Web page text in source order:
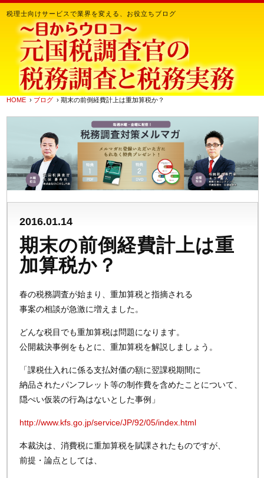
税理士向けサービスで業界を変える、お役立ちブログ
HOME › ブログ › 期末の前倒経費計上は重加算税か？
2016.01.14
期末の前倒経費計上は重
加算税か？
春の税務調査が始まり、重加算税と指摘される
事案の相談が急激に増えました。
どんな税目でも重加算税は問題になります。
公開裁決事例をもとに、重加算税を解説しましょう。
「課税仕入れに係る支払対価の額に翌課税期間に
納品されたパンフレット等の制作費を含めたことについて、
隠ぺい仮装の行為はないとした事例」
http://www.kfs.go.jp/service/JP/92/05/index.html
本裁決は、消費税に重加算税を賦課されたものですが、
前提・論点としては、